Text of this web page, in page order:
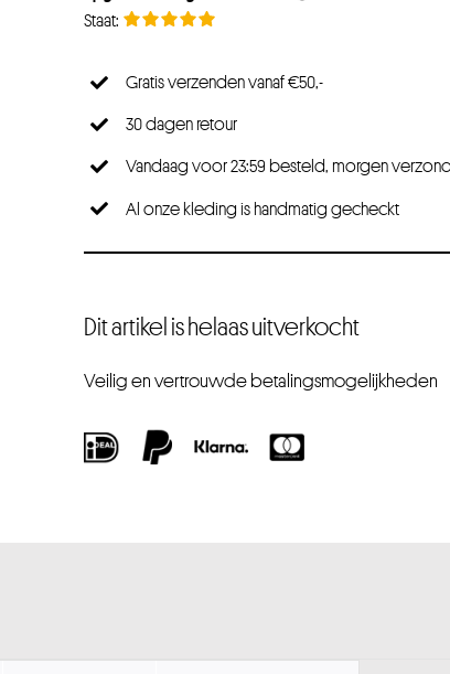
Gratis verzenden vanaf €50,-
30 dagen retour
Vandaag voor 23:59 besteld, morgen
Al onze kleding is handmatig gecheckt
Dit artikel is helaas uitverkocht
Veilig en vertrouwde betalingsmogelijkheden